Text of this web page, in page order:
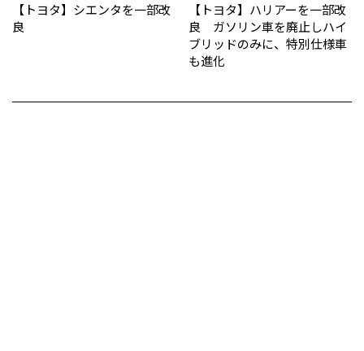
【トヨタ】シエンタを一部改
良
【トヨタ】ハリアーを一部改
良 ガソリン車を廃止しハイ
ブリッドのみに、特別仕様車
も進化